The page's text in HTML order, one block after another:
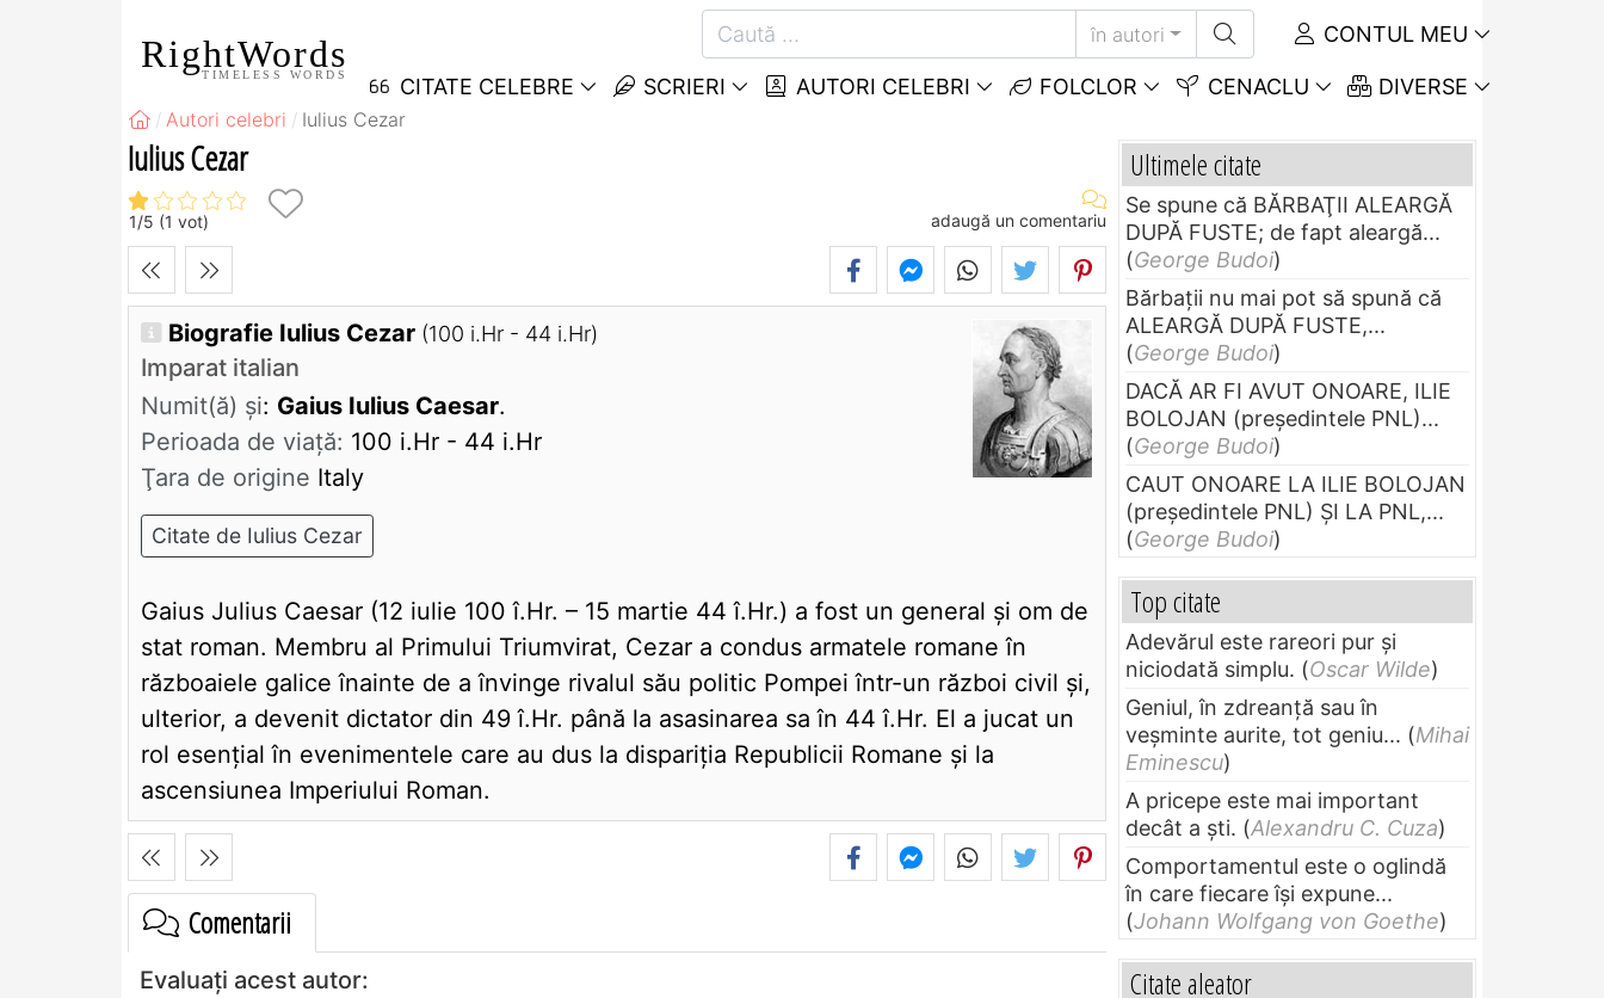
RightWords
TIMELESS WORDS
în autori CONTUL MEU
CITATE CELEBRE SCRIERI AUTORI CELEBRI FOLCLOR CENACLU DIVERSE
Autori celebri Iulius Cezar
Iulius Cezar
1/5 (1 vot) adaugă un comentariu
Biografie Iulius Cezar (100 i.Hr - 44 i.Hr)
Imparat italian
Numit(ă) și: Gaius Iulius Caesar.
Perioada de viaţă: 100 i.Hr - 44 i.Hr
Ţara de origine Italy
Citate de Iulius Cezar
Gaius Julius Caesar (12 iulie 100 î.Hr. – 15 martie 44 î.Hr.) a fost un general și om de
stat roman. Membru al Primului Triumvirat, Cezar a condus armatele romane în
războaiele galice înainte de a învinge rivalul său politic Pompei într-un război civil și,
ulterior, a devenit dictator din 49 î.Hr. până la asasinarea sa în 44 î.Hr. El a jucat un
rol esențial în evenimentele care au dus la dispariția Republicii Romane și la
ascensiunea Imperiului Roman.
Comentarii
Evaluați acest autor:
Ultimele citate
Se spune că BĂRBAŢII ALEARGĂ
DUPĂ FUSTE; de fapt aleargă...
(George Budoi)
Bărbaţii nu mai pot să spună că
ALEARGĂ DUPĂ FUSTE,...
(George Budoi)
DACĂ AR FI AVUT ONOARE, ILIE
BOLOJAN (preşedintele PNL)...
(George Budoi)
CAUT ONOARE LA ILIE BOLOJAN
(preşedintele PNL) ŞI LA PNL,...
(George Budoi)
Top citate
Adevărul este rareori pur și
niciodată simplu. (Oscar Wilde)
Geniul, în zdreanţă sau în
veşminte aurite, tot geniu... (Mihai
Eminescu)
A pricepe este mai important
decât a ști. (Alexandru C. Cuza)
Comportamentul este o oglindă
în care fiecare își expune...
(Johann Wolfgang von Goethe)
Citate aleator